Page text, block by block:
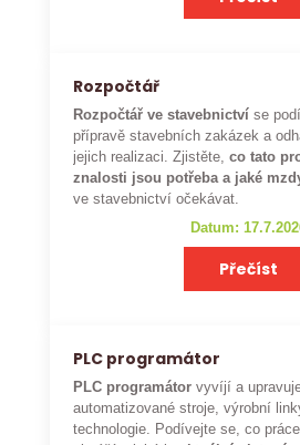
Rozpočtář
Rozpočtář ve stavebnictví se
přípravě stavebních zakázek a
jejich realizaci. Zjistěte,co tato
znalosti jsou potřeba a jaké
ve stavebnictví očekávat.
Datum:
Přečíst
PLC programátor
PLC programátor vyvíjí a
automatizované stroje, výrobní
technologie. Podívejte se, co